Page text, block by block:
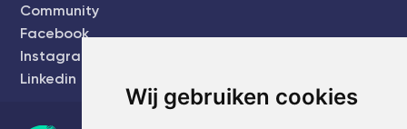
Wij gebruiken cookies
Community
Facebook
Instagram
Linkedin